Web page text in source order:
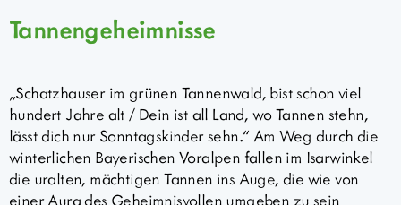
Tannengeheimnisse
„Schatzhauser im grünen Tannenwald, bist schon viel
hundert Jahre alt / Dein ist all Land, wo Tannen stehn,
lässt dich nur Sonntagskinder sehn.“ Am Weg durch die
winterlichen Bayerischen Voralpen fallen im Isarwinkel
die uralten, mächtigen Tannen ins Auge, die wie von
einer Aura des Geheimnisvollen umgeben zu sein